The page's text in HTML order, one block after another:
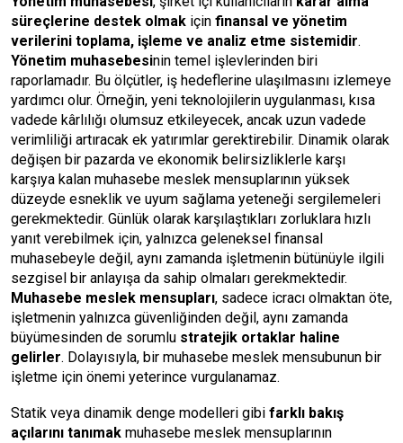
süreçlerine destek olmak için finansal ve yönetim
verilerini toplama, işleme ve analiz etme sistemidir.
Yönetim muhasebesinin temel işlevlerinden biri
raporlamadır. Bu ölçütler, iş hedeflerine ulaşılmasını izlemeye
yardımcı olur. Örneğin, yeni teknolojilerin uygulanması, kısa
vadede kârlılığı olumsuz etkileyecek, ancak uzun vadede
verimliliği artıracak ek yatırımlar gerektirebilir. Dinamik olarak
değişen bir pazarda ve ekonomik belirsizliklerle karşı
karşıya kalan muhasebe meslek mensuplarının yüksek
düzeyde esneklik ve uyum sağlama yeteneği sergilemeleri
gerekmektedir. Günlük olarak karşılaştıkları zorluklara hızlı
yanıt verebilmek için, yalnızca geleneksel finansal
muhasebeyle değil, aynı zamanda işletmenin bütünüyle ilgili
sezgisel bir anlayışa da sahip olmaları gerekmektedir.
Muhasebe meslek mensupları, sadece icracı olmaktan öte,
işletmenin yalnızca güvenliğinden değil, aynı zamanda
büyümesinden de sorumlu stratejik ortaklar haline
gelirler. Dolayısıyla, bir muhasebe meslek mensubunun bir
işletme için önemi yeterince vurgulanamaz.
Statik veya dinamik denge modelleri gibi farklı bakış
açılarını tanımak muhasebe meslek mensuplarının